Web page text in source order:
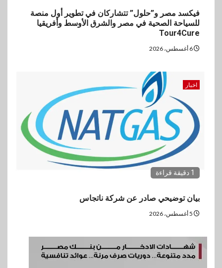
فيكسد مصر و”حلول” تتشاركان في تطوير أول منصة
للسياحة الصحية في مصر والشرق الأوسط وأفريقيا
Tour4Cure
اخبار
1 دقيقة قراءة
بيان توضيحي صادر عن شركة ناتجاس